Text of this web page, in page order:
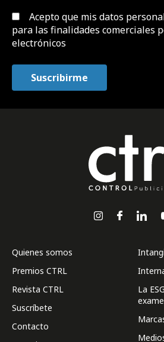
Acepto que mis datos
para las finalidades comerciales
electrónicos
Quienes somos
Premios CTRL
Revista CTRL
Suscríbete
Contacto
La